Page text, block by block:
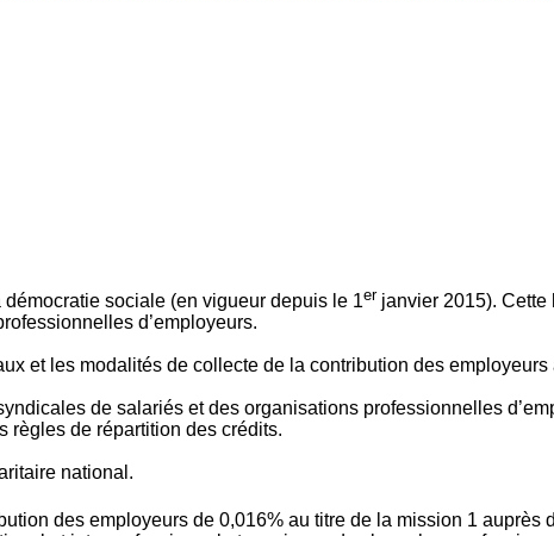
sociale (en vigueur depuis le 1er janvier 2015).
d’employeurs.
et les modalités de collecte de la contribution des
de salariés et des organisations professionnelles
règles de répartition des crédits.
national.
des employeurs de 0,016% au titre de la mission 1